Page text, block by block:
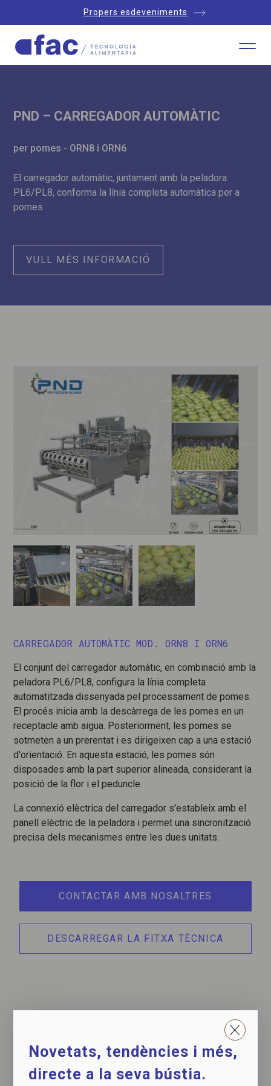
Propers esdeveniments
PND – CARREGADOR AUTOMÀTIC
per pomes - ORN8 i ORN6
El carregador automàtic, juntament amb la peladora
PL6/PL8, conforma la línia completa automàtica per a
pomes
VULL MÉS INFORMACIÓ
CARREGADOR AUTOMÀTIC MOD. ORN8 I ORN6
El conjunt del carregador automàtic, en combinació amb la
peladora PL6/PL8, configura la línia completa
automatitzada dissenyada pel processament de pomes.
El procés inicia amb la descàrrega de les pomes en un
receptacle amb aigua. Posteriorment, les pomes se
sotmeten a un prerentat i es dirigeixen cap a una estació
d'orientació. En aquesta estació, les pomes són
disposades amb la part superior alineada, considerant la
posició de la flor i el peduncle.
La connexió elèctrica del carregador s'estableix amb el
panell elèctric de la peladora i permet una sincronització
precisa dels mecanismes entre les dues unitats.
CONTACTAR AMB NOSALTRES
DESCARREGAR LA FITXA TÈCNICA
Novetats, tendències i més,
directe a la seva bústia.